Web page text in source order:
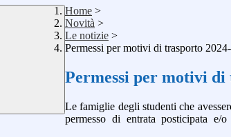
Home >
Novità >
Le notizie >
Permessi per motivi di trasporto
Permessi per motivi di
Le famiglie degli studenti che
permesso di entrata posticipata